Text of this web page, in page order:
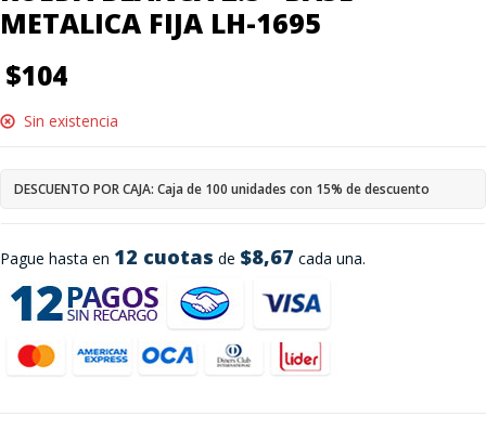
METALICA FIJA LH-1695
$104
Pague hasta en 12 cuotas de $8,67 cada una.
Sin existencia
DESCUENTO POR CAJA: Caja de 100 unidades con 15% de descuento